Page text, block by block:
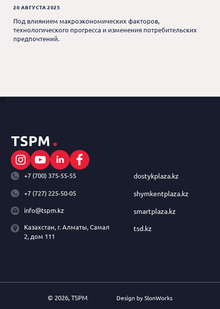
20 АВГУСТА 2025
Под влиянием макроэкономических факторов,
технологического прогресса и изменения потребительских
предпочтений.
*/
+7 (700) 375-55-55
+7 (727) 225-50-05
info@tspm.kz
Казахстан, г. Алматы, Самал
2, дом 111
dostykplaza.kz
shymkentplaza.kz
smartplaza.kz
tsd.kz
© 2026, TSPM Design by SlonWorks